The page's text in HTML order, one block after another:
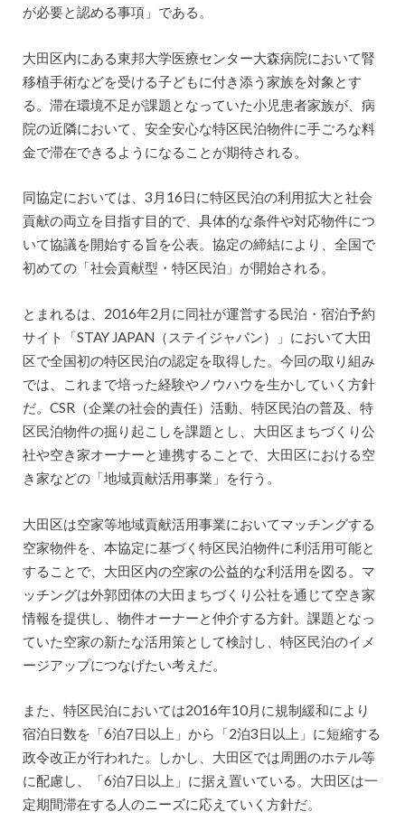
が必要と認める事項」である。
大田区内にある東邦大学医療センター大森病院において腎
移植手術などを受ける子どもに付き添う家族を対象とす
る。滞在環境不足が課題となっていた小児患者家族が、病
院の近隣において、安全安心な特区民泊物件に手ごろな料
金で滞在できるようになることが期待される。
同協定においては、3月16日に特区民泊の利用拡大と社会
貢献の両立を目指す目的で、具体的な条件や対応物件につ
いて協議を開始する旨を公表。協定の締結により、全国で
初めての「社会貢献型・特区民泊」が開始される。
とまれるは、2016年2月に同社が運営する民泊・宿泊予約
サイト「STAY JAPAN（ステイジャパン）」において大田
区で全国初の特区民泊の認定を取得した。今回の取り組み
では、これまで培った経験やノウハウを生かしていく方針
だ。CSR（企業の社会的責任）活動、特区民泊の普及、特
区民泊物件の掘り起こしを課題とし、大田区まちづくり公
社や空き家オーナーと連携することで、大田区における空
き家などの「地域貢献活用事業」を行う。
大田区は空家等地域貢献活用事業においてマッチングする
空家物件を、本協定に基づく特区民泊物件に利活用可能と
することで、大田区内の空家の公益的な利活用を図る。マ
ッチングは外郭団体の大田まちづくり公社を通じて空き家
情報を提供し、物件オーナーと仲介する方針。課題となっ
ていた空家の新たな活用策として検討し、特区民泊のイメ
ージアップにつなげたい考えだ。
また、特区民泊においては2016年10月に規制緩和により
宿泊日数を「6泊7日以上」から「2泊3日以上」に短縮する
政令改正が行われた。しかし、大田区では周囲のホテル等
に配慮し、「6泊7日以上」に据え置いている。大田区は一
定期間滞在する人のニーズに応えていく方針だ。